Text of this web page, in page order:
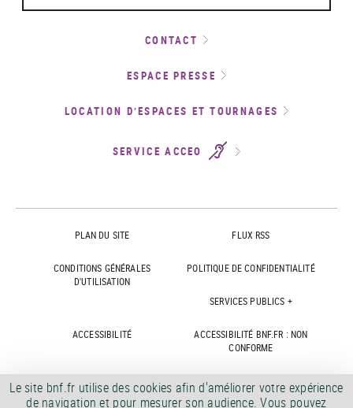
CONTACT
ESPACE PRESSE
LOCATION D’ESPACES ET TOURNAGES
SERVICE ACCEO
PLAN DU SITE FLUX RSS
CONDITIONS GÉNÉRALES
D'UTILISATION
POLITIQUE DE CONFIDENTIALITÉ
SERVICES PUBLICS +
ACCESSIBILITÉ
ACCESSIBILITÉ BNF.FR : NON
CONFORME
MARCHÉS PUBLICS OFFRES D'EMPLOI
Le site bnf.fr utilise des cookies afin d'améliorer votre expérience
de navigation et pour mesurer son audience. Vous pouvez